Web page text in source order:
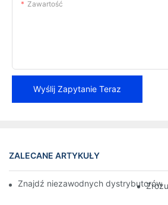
Zawartość
Wyślij Zapytanie Teraz
ZALECANE ARTYKUŁY
Znajdź niezawodnych dystrybutorów